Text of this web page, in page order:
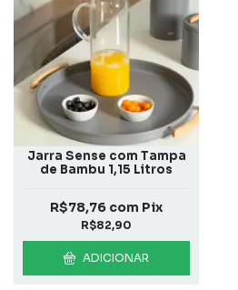
Jarra Sense com Tampa
de Bambu 1,15 Litros
R$82,90
R$78,76 com Pix
ADICIONAR